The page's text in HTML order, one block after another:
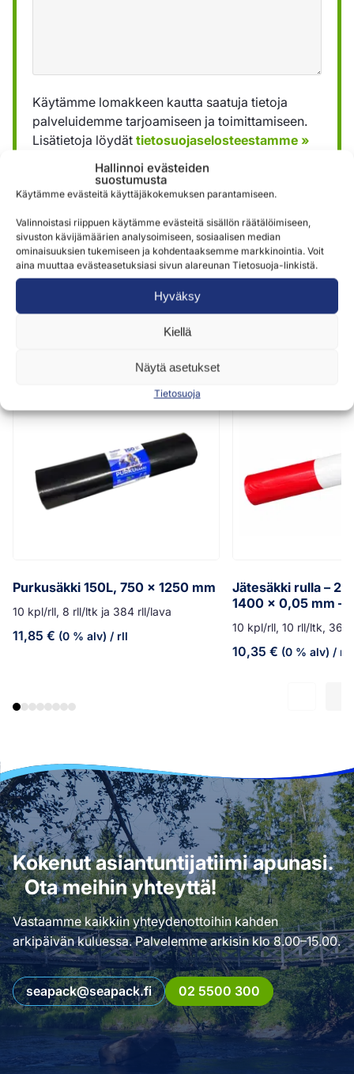
Hallinnoi evästeiden
suostumusta
Käytämme evästeitä käyttäjäkokemuksen parantamiseen.
Valinnoistasi riippuen käytämme evästeitä sisällön räätälöimiseen,
sivuston kävijämäärien analysoimiseen, sosiaalisen median
ominaisuuksien tukemiseen ja kohdentaaksemme markkinointia. Voit
aina muuttaa evästeasetuksiasi sivun alareunan Tietosuoja-linkistä.
Hyväksy
Kiellä
Näytä asetukset
Tietosuoja
Käytämme lomakkeen kautta saatuja tietoja
palveluidemme tarjoamiseen ja toimittamiseen.
Lisätietoja löydät tietosuojaselosteestamme »
Lähetä
Samankaltaisia tuotteita
Purkusäkki 150L, 750 x 1250 mm
10 kpl/rll, 8 rll/ltk ja 384 rll/lava
11,85 € (0 % alv) / rll
Jätesäkki rulla –
1400 x 0,05 mm –
10 kpl/rll, 10 rll/ltk, 360
10,35 € (0 % alv) / rll
Kokenut asiantuntijatiimi apunasi.
Ota meihin yhteyttä!
Vastaamme kaikkiin yhteydenottoihin kahden
arkipäivän kuluessa. Palvelemme arkisin klo 8.00–15.00.
seapack@seapack.fi 02 5500 300